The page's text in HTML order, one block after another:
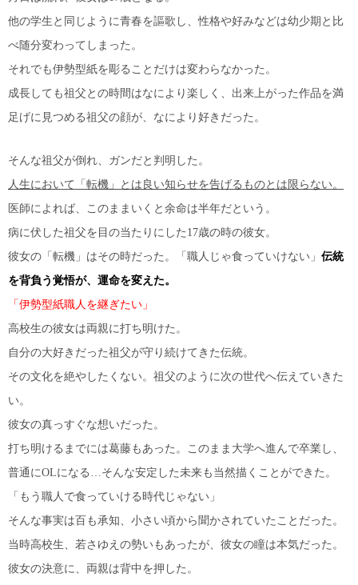
他の学生と同じように青春を謳歌し、性格や好みなどは幼少期と比
べ随分変わってしまった。
それでも伊勢型紙を彫ることだけは変わらなかった。
成長しても祖父との時間はなにより楽しく、出来上がった作品を満
足げに見つめる祖父の顔が、なにより好きだった。
そんな祖父が倒れ、ガンだと判明した。
人生において「転機」とは良い知らせを告げるものとは限らない。
医師によれば、このままいくと余命は半年だという。
病に伏した祖父を目の当たりにした17歳の時の彼女。
彼女の「転機」はその時だった。「職人じゃ食っていけない」 伝統
を背負う覚悟が、運命を変えた。
「伊勢型紙職人を継ぎたい」
高校生の彼女は両親に打ち明けた。
自分の大好きだった祖父が守り続けてきた伝統。
その文化を絶やしたくない。祖父のように次の世代へ伝えていきた
い。
彼女の真っすぐな想いだった。
打ち明けるまでには葛藤もあった。このまま大学へ進んで卒業し、
普通にOLになる…そんな安定した未来も当然描くことができた。
「もう職人で食っていける時代じゃない」
そんな事実は百も承知、小さい頃から聞かされていたことだった。
当時高校生、若さゆえの勢いもあったが、彼女の瞳は本気だった。
彼女の決意に、両親は背中を押した。